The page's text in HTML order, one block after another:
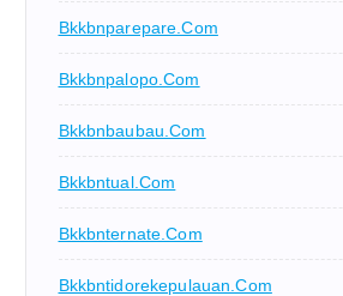
Bkkbnparepare.com
Bkkbnpalopo.com
Bkkbnbaubau.com
Bkkbntual.com
Bkkbnternate.com
Bkkbntidorekepulauan.com